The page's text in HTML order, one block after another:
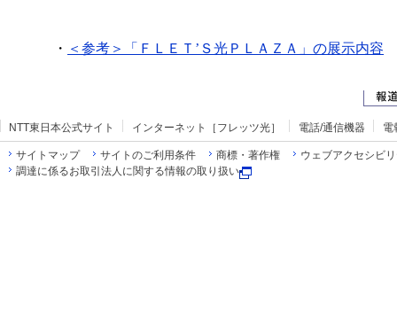
・ ＜参考＞「ＦＬＥＴ’Ｓ光ＰＬＡＺＡ」の展示内容
NTT東日本公式サイト インターネット［フレッツ光］ 電話/通信機器 電
サイトマップ サイトのご利用条件 商標・著作権
ウェブアクセシビ
調達に係るお取引法人に関する情報の取り扱い